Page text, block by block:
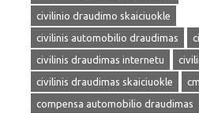
civilinio draudimo skaiciuokle
civilinis automobilio draudimas
civilinis draudimas internetu
civilinis draudimas skaiciuokle
compensa automobilio draudimas